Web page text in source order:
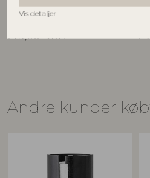
Vis detaljer
D35xH14,5 cm
279,00 DKK
Andre kunder